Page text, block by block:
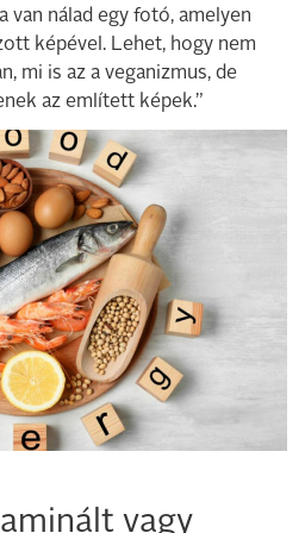
van nálad egy fotó, amelyen
képével. Lehet, hogy nem
mi is az a veganizmus, de
az említett képek.”
vagy